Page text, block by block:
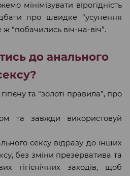
мінімізувати вірогідність
про швидке “усунення
ж “побачились віч-на-віч”.
до анального
та “золоті правила”, про
та завжди використовуй
сексу відразу до інших
без зміни презерватива та
гігієнічних заходів, щоб